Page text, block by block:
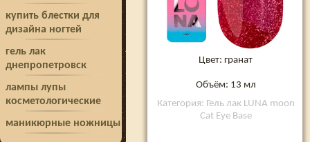
купить блестки для
дизайна ногтей
гель лак
днепропетровск
лампы лупы
косметологические
маникюрные ножницы
Цвет: гранат
Объём: 13 мл
Категория: Гель лак LUNA moon
Cat Eye Base